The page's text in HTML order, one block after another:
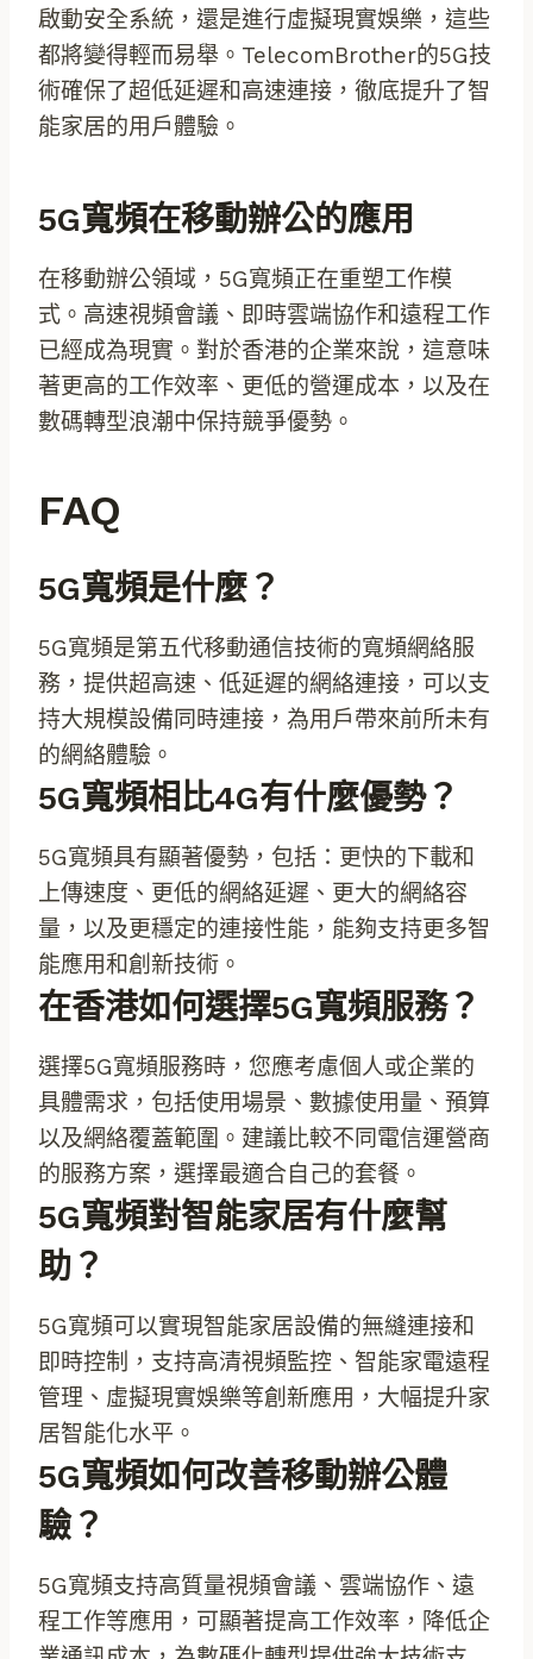
啟動安全系統，還是進行虛擬現實娛樂，這些
都將變得輕而易舉。TelecomBrother的5G技
術確保了超低延遲和高速連接，徹底提升了智
能家居的用戶體驗。
5G寬頻在移動辦公的應用
在移動辦公領域，5G寬頻正在重塑工作模
式。高速視頻會議、即時雲端協作和遠程工作
已經成為現實。對於香港的企業來說，這意味
著更高的工作效率、更低的營運成本，以及在
數碼轉型浪潮中保持競爭優勢。
FAQ
5G寬頻是什麼？
5G寬頻是第五代移動通信技術的寬頻網絡服
務，提供超高速、低延遲的網絡連接，可以支
持大規模設備同時連接，為用戶帶來前所未有
的網絡體驗。
5G寬頻相比4G有什麼優勢？
5G寬頻具有顯著優勢，包括：更快的下載和
上傳速度、更低的網絡延遲、更大的網絡容
量，以及更穩定的連接性能，能夠支持更多智
能應用和創新技術。
在香港如何選擇5G寬頻服務？
選擇5G寬頻服務時，您應考慮個人或企業的
具體需求，包括使用場景、數據使用量、預算
以及網絡覆蓋範圍。建議比較不同電信運營商
的服務方案，選擇最適合自己的套餐。
5G寬頻對智能家居有什麼幫
助？
5G寬頻可以實現智能家居設備的無縫連接和
即時控制，支持高清視頻監控、智能家電遠程
管理、虛擬現實娛樂等創新應用，大幅提升家
居智能化水平。
5G寬頻如何改善移動辦公體
驗？
5G寬頻支持高質量視頻會議、雲端協作、遠
程工作等應用，可顯著提高工作效率，降低企